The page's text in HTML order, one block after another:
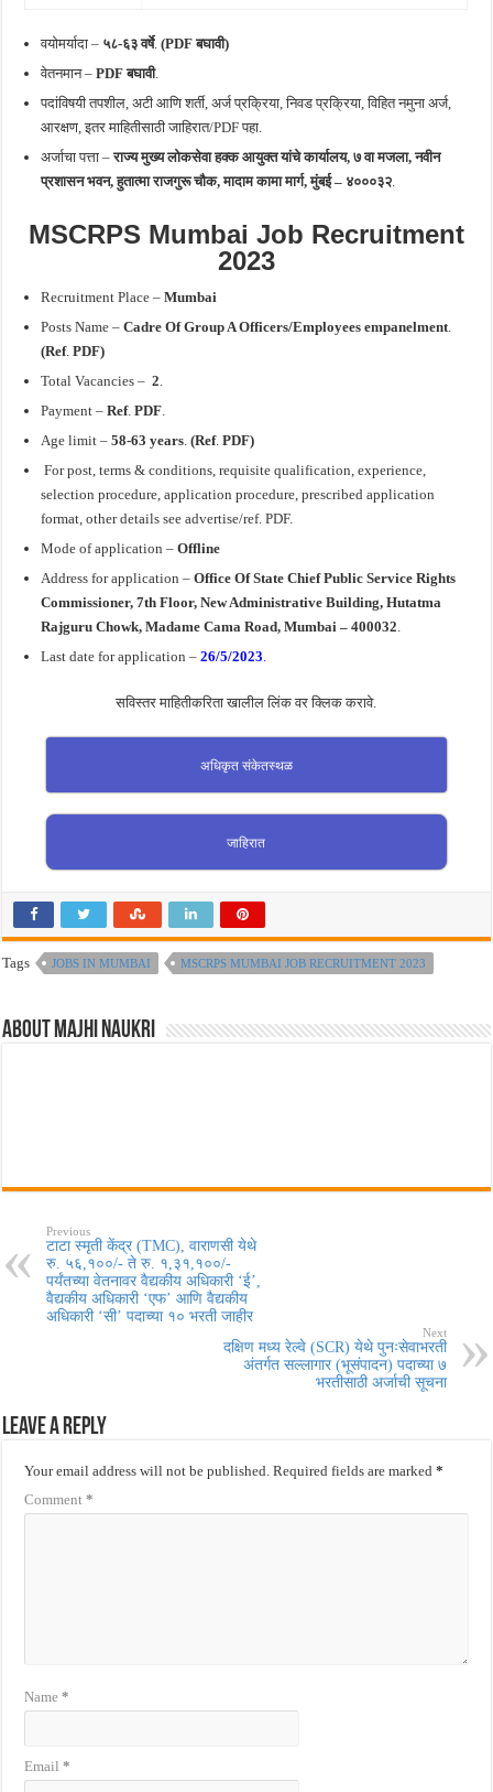
वयोमर्यादा – ५८-६३ वर्षे.(PDF बघावी)
वेतनमान – PDF बघावी.
पदांविषयी तपशील, अटी आणि शर्ती, अर्ज प्रक्रिया, निवड प्रक्रिया, विहित नमुना अर्ज,
आरक्षण, इतर माहितीसाठी जाहिरात/PDF पहा.
अर्जाचा पत्ता –राज्य मुख्य लोकसेवा हक्क आयुक्त यांचे कार्यालय, ७ वा मजला, नवीन
प्रशासन भवन, हुतात्मा राजगुरू चौक, मादाम कामा मार्ग, मुंबई – ४०००३२
MSCRPS Mumbai Job Recruitment
2023
Recruitment Place – Mumbai
Posts Name –Cadre Of Group A Officers/Employees empanelment
(Ref.PDF)
Total Vacancies – 2
Payment – Ref. PDF
Age limit –58-63 years .(Ref.PDF)
For post, terms & conditions, requisite qualification, experience,
selection procedure, application procedure, prescribed application
format, other details see advertise/ref. PDF.
Mode of application –Offline
Address for application –Office Of State Chief Public Service Rights
Commissioner, 7th Floor, New Administrative Building, Hutatma
Rajguru Chowk, Madame Cama Road, Mumbai – 400032
Last date for application –26/5/2023
सविस्तर माहितीकरिता खालील लिंक वर क्लिक करावे.
अधिकृत संकेतस्थळ
जाहिरात
Tags JOBS IN MUMBAI MSCRPS MUMBAI JOB RECRUITMENT 2023
About Majhi Naukri
Previous
टाटा स्मृती केंद्र (TMC), वाराणसी येथे
रु. ५६,१००/- ते रु. १,३१,१००/-
पर्यंतच्या वेतनावर वैद्यकीय अधिकारी ‘ई’,
वैद्यकीय अधिकारी ‘एफ’ आणि वैद्यकीय
अधिकारी ‘सी’ पदाच्या १० भरती जाहीर
Next
दक्षिण मध्य रेल्वे (SCR) येथे पुनःसेवाभरती
अंतर्गत सल्लागार (भूसंपादन) पदाच्या ७
भरतीसाठी अर्जाची सूचना
Leave a Reply
Your email address will not be published. Required fields are marked*
Comment*
Name*
Email*